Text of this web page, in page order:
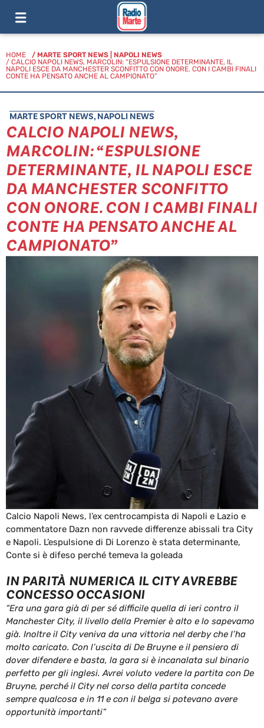
HOME / MARTE SPORT NEWS
NAPOLI NEWS
/ CALCIO NAPOLI NEWS, MARCOLIN: “ESPULSIONE DETERMINANTE, IL
NAPOLI ESCE DA MANCHESTER SCONFITTO CON ONORE. CON I CAMBI FINALI
CONTE HA PENSATO ANCHE AL CAMPIONATO”
MARTE SPORT NEWS, NAPOLI NEWS
CALCIO NAPOLI NEWS,
MARCOLIN: “ESPULSIONE
DETERMINANTE, IL NAPOLI ESCE
DA MANCHESTER SCONFITTO
CON ONORE. CON I CAMBI FINALI
CONTE HA PENSATO ANCHE AL
CAMPIONATO”
Calcio Napoli News, l’ex centrocampista di Napoli e Lazio e
commentatore Dazn non ravvede differenze abissali tra City
e Napoli. L’espulsione di Di Lorenzo è stata determinante,
Conte si è difeso perché temeva la goleada
IN PARITÀ NUMERICA IL CITY AVREBBE
CONCESSO OCCASIONI
“Era una gara già di per sé difficile quella di ieri contro il
Manchester City, il livello della Premier è alto e lo sapevamo
già. Inoltre il City veniva da una vittoria nel derby che l’ha
molto caricato. Con l’uscita di De Bruyne e il pensiero di
dover difendere e basta, la gara si è incanalata sul binario
perfetto per gli inglesi. Avrei voluto vedere la partita con De
Bruyne, perché il City nel corso della partita concede
sempre qualcosa e in 11 e con il belga si potevano avere
opportunità importanti”